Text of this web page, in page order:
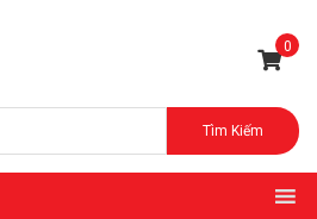
0
Tìm Kiếm